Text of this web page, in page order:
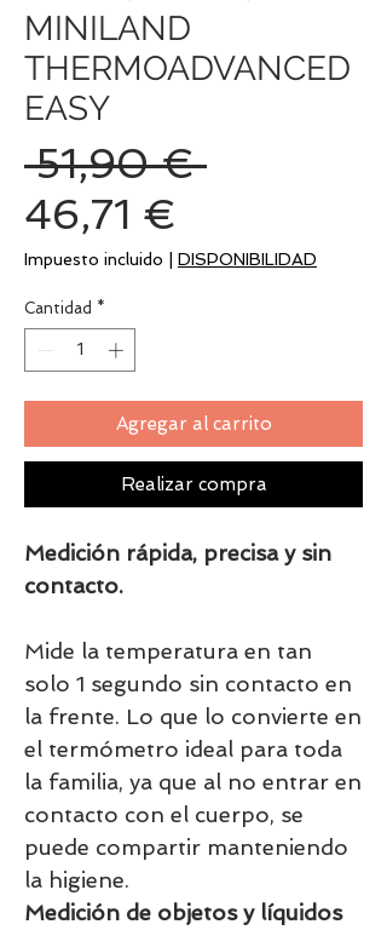
MINILAND
THERMOADVANCED
EASY
51,90 € Precio
46,71 €
de
Impuesto incluido DISPONIBILIDAD
Cantidad *
Agregar al carrito
Realizar compra
Medición rápida, precisa y sin
contacto.
Mide la temperatura en tan
solo 1 segundo sin contacto en
la frente. Lo que lo convierte en
el termómetro ideal para toda
la familia, ya que al no entrar en
contacto con el cuerpo, se
puede compartir manteniendo
la higiene.
Medición de objetos y líquidos